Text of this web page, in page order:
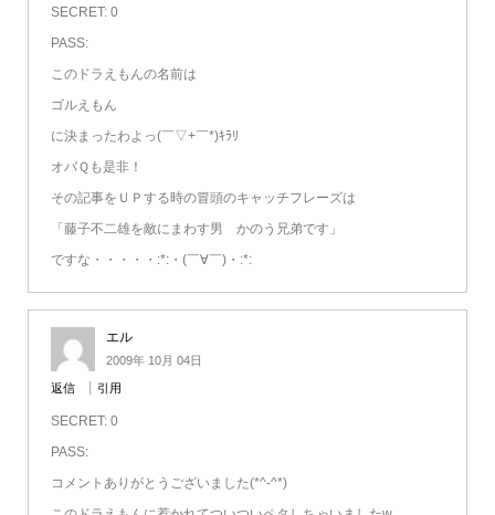
SECRET: 0
PASS:
このドラえもんの名前は
ゴルえもん
に決まったわよっ(￣▽+￣*)ｷﾗﾘ
オバＱも是非！
その記事をＵＰする時の冒頭のキャッチフレーズは
「藤子不二雄を敵にまわす男 かのう兄弟です」
ですな・・・・・:*:・(￣∀￣)・:*:
エル
2009年 10月 04日
返信 引用
SECRET: 0
PASS:
コメントありがとうございました(*^-^*)